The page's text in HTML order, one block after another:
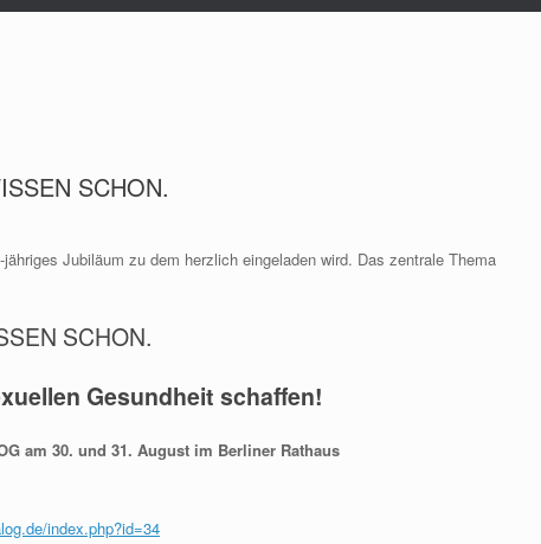
SCHON.
Jubiläum zu dem herzlich eingeladen wird. Das zentrale Thema
SCHON.
Gesundheit schaffen!
am 30. und 31. August im Berliner Rathaus
index.php?id=34